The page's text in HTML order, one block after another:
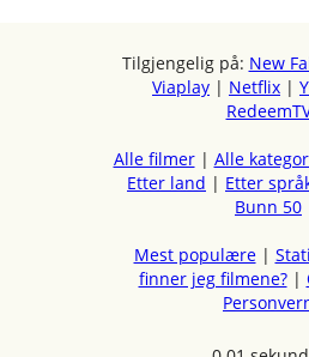
Tilgjengelig på: New
Viaplay | Netflix |
Alle filmer| Alle
Etter land | Etter
Bunn 50
Mest populære|
finner jeg filmene?|